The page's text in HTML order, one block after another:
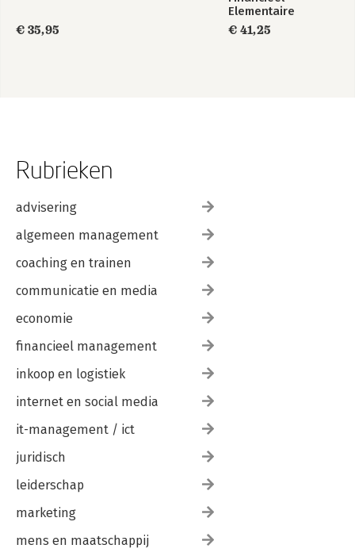
€ 35,95
Elementaire
bedrijfsadministratie
deel 1 - Tekstboek
€ 41,25
Rubrieken
advisering
algemeen management
coaching en trainen
communicatie en media
economie
financieel management
inkoop en logistiek
internet en social media
it-management / ict
juridisch
leiderschap
marketing
mens en maatschappij